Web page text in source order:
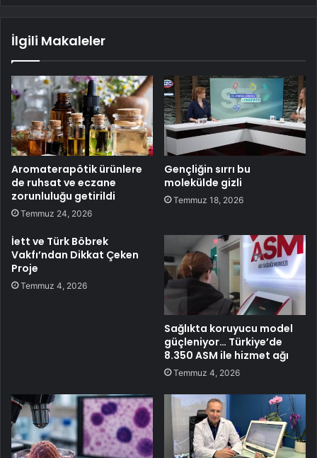
İlgili Makaleler
Aromaterapötik ürünlere
de ruhsat ve eczane
zorunluluğu getirildi
Temmuz 24, 2026
Gençliğin sırrı bu
molekülde gizli
Temmuz 18, 2026
İett ve Türk Böbrek
Vakfı’ndan Dikkat Çeken
Proje
Temmuz 4, 2026
Sağlıkta koruyucu model
güçleniyor… Türkiye’de
8.350 ASM ile hizmet ağı
Temmuz 4, 2026